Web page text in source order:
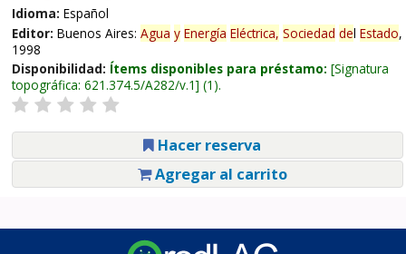
Idioma: Español
Editor: Buenos Aires: Agua y Energía Eléctrica, Sociedad del Estado,
1998
Disponibilidad: Ítems disponibles para préstamo: Signatura
topográfica: 621.374.5/A282/v.1 (1).
Hacer reserva
Agregar al carrito